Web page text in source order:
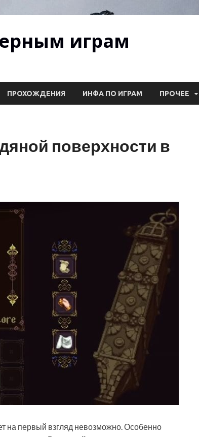
играм
ПРОХОЖДЕНИЯ ИНФА ПО ИГРАМ ПРОЧЕЕ
поверхности в
на первый взгляд невозможно. Особенно